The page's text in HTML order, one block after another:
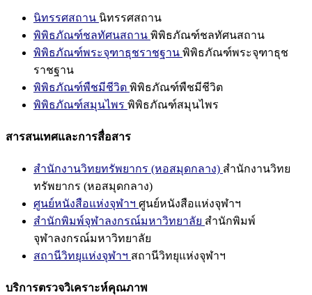
นิทรรศสถาน นิทรรศสถาน
พิพิธภัณฑ์ชลทัศนสถาน พิพิธภัณฑ์ชลทัศนสถาน
พิพิธภัณฑ์พระจุฑาธุชราชฐาน พิพิธภัณฑ์พระจุฑาธุช
ราชฐาน
พิพิธภัณฑ์พืชมีชีวิต พิพิธภัณฑ์พืชมีชีวิต
พิพิธภัณฑ์สมุนไพร พิพิธภัณฑ์สมุนไพร
สารสนเทศและการสื่อสาร
สำนักงานวิทยทรัพยากร (หอสมุดกลาง) สำนักงานวิทย
ทรัพยากร (หอสมุดกลาง)
ศูนย์หนังสือแห่งจุฬาฯ ศูนย์หนังสือแห่งจุฬาฯ
สำนักพิมพ์จุฬาลงกรณ์มหาวิทยาลัย สำนักพิมพ์
จุฬาลงกรณ์มหาวิทยาลัย
สถานีวิทยุแห่งจุฬาฯ สถานีวิทยุแห่งจุฬาฯ
บริการตรวจวิเคราะห์คุณภาพ